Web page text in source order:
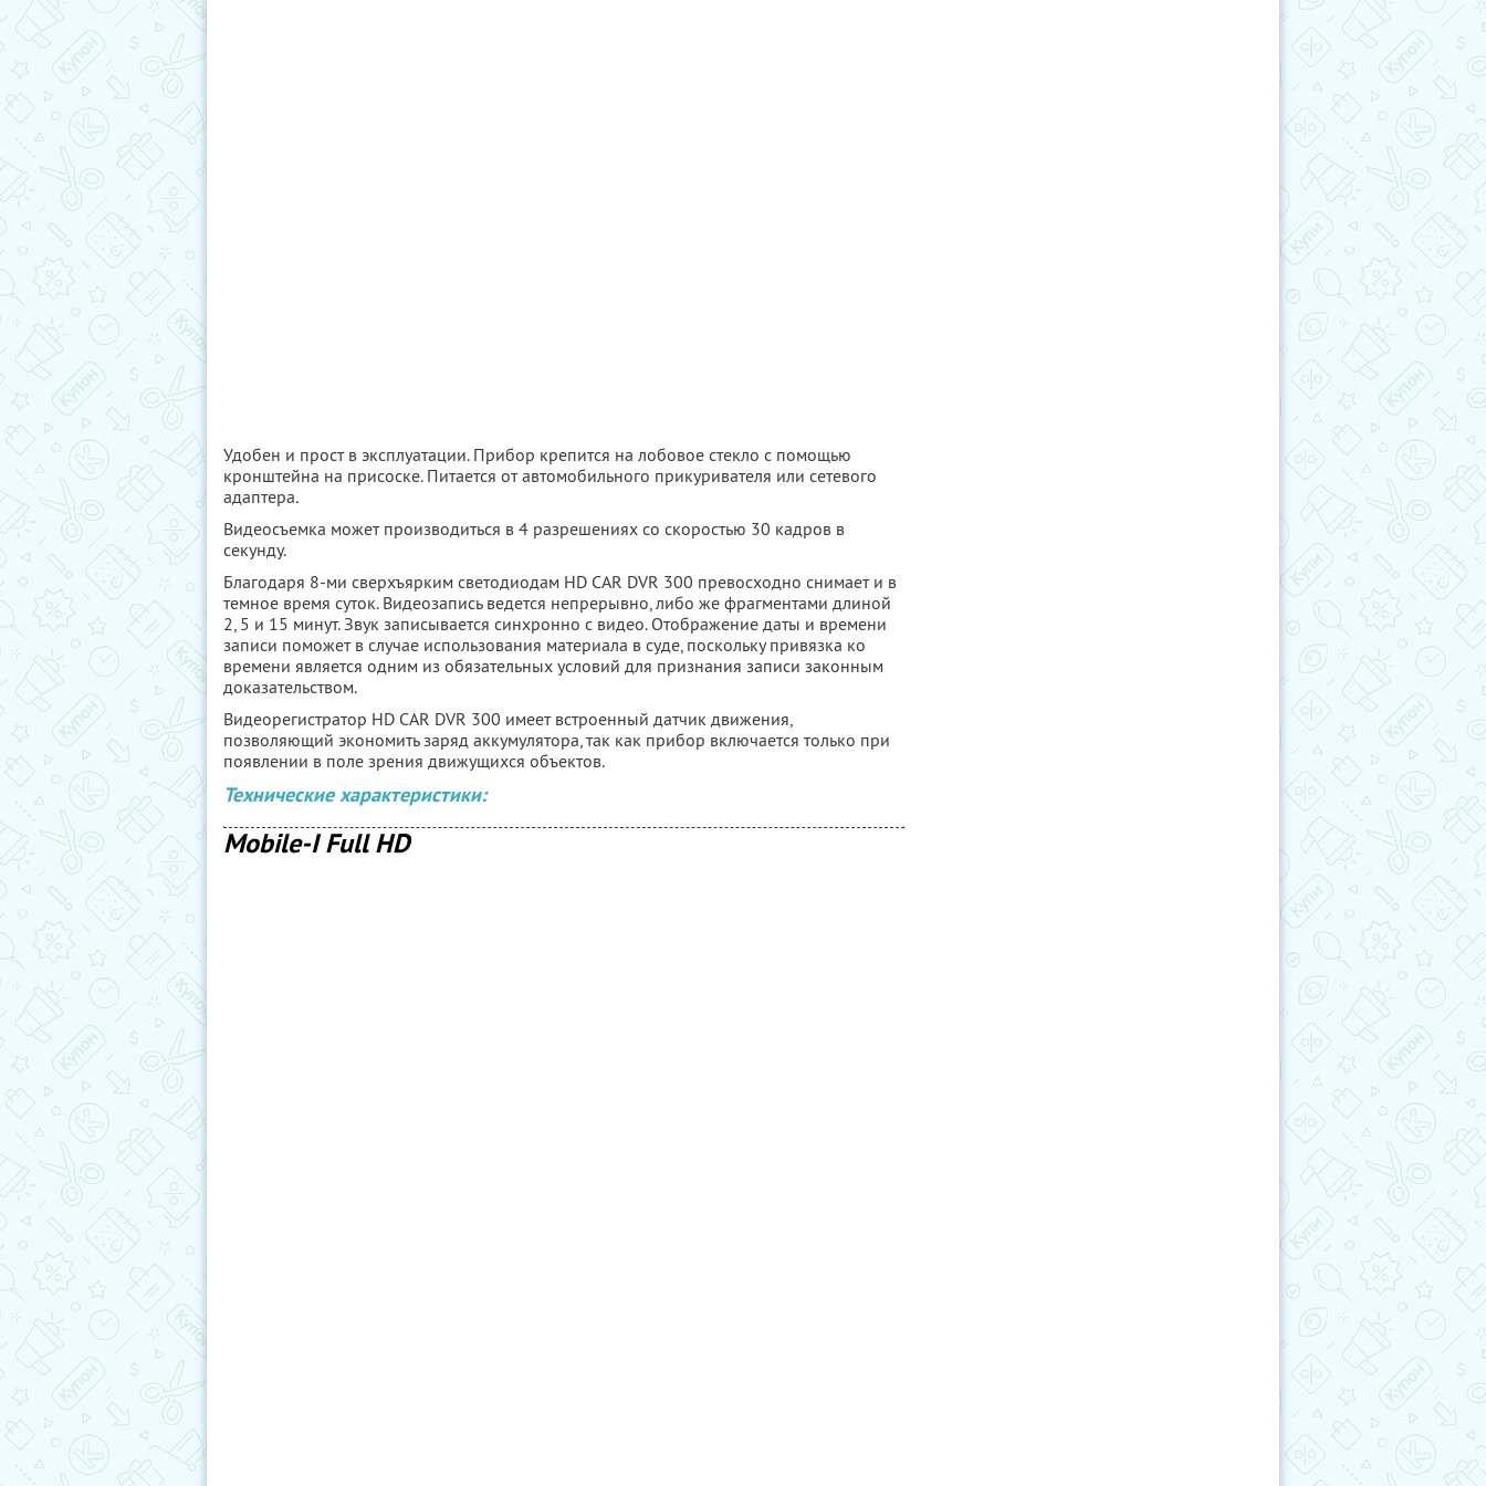
Удобен и прост в эксплуатации. Прибор крепится на лобовое стекло с помощью
кронштейна на присоске. Питается от автомобильного прикуривателя или сетевого
адаптера.
Видеосъемка может производиться в 4 разрешениях со скоростью 30 кадров в
секунду.
Благодаря 8-ми сверхъярким светодиодам HD CAR DVR 300 превосходно снимает и в
темное время суток. Видеозапись ведется непрерывно, либо же фрагментами длиной
2, 5 и 15 минут. Звук записывается синхронно с видео. Отображение даты и времени
записи поможет в случае использования материала в суде, поскольку привязка ко
времени является одним из обязательных условий для признания записи законным
доказательством.
Видеорегистратор HD CAR DVR 300 имеет встроенный датчик движения,
позволяющий экономить заряд аккумулятора, так как прибор включается только при
появлении в поле зрения движущихся объектов.
Технические характеристики:
Mobile-I Full HD